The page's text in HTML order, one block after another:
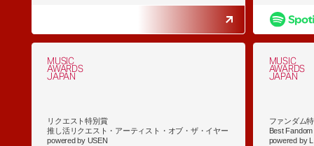
MUSIC
AWARDS
JAPAN
リクエスト特別賞
推し活リクエスト・アーティスト・オブ・ザ・イヤー
powered by USEN
MUSIC
AWARDS
JAPAN
ファンダム
Best Fandom
powered by